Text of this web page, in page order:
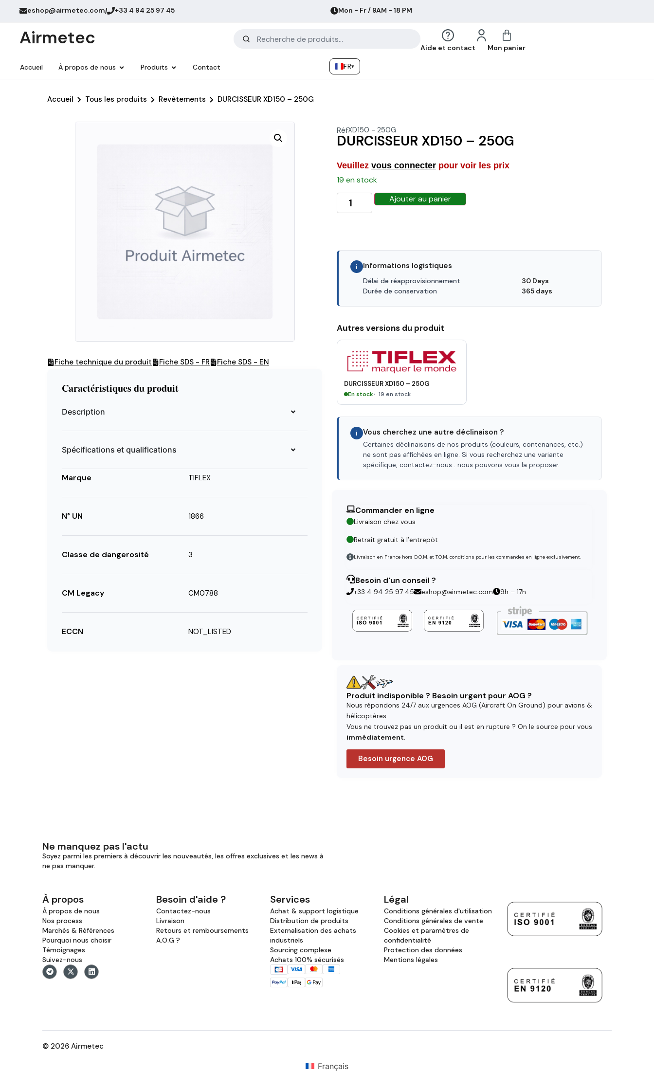
eshop@airmetec.com/ +33 4 94 25 97 45 Mon - Fr / 9AM - 18 PM
Airmetec Aide et contact Mon panier
Accueil À propos de nous Produits Contact FR▾
Accueil Tous les produits Revêtements DURCISSEUR XD150 – 250G
RéfXD150 - 250G
DURCISSEUR XD150 – 250G
Veuillez vous connecter pour voir les prix
19 en stock
Ajouter au panier
i Informations logistiques
Délai de réapprovisionnement
30 Days
Durée de conservation
365 days
Autres versions du produit
DURCISSEUR XD150 – 250G
En stock 19 en stock
i Vous cherchez une autre déclinaison ?
Certaines déclinaisons de nos produits (couleurs, contenances, etc.)
ne sont pas affichées en ligne. Si vous recherchez une variante
spécifique, contactez-nous : nous pouvons vous la proposer.
Commander en ligne
Livraison chez vous
Retrait gratuit à l’entrepôt
Livraison en France hors D.O.M. et T.O.M, conditions pour les commandes en ligne exclusivement.
Besoin d'un conseil ?
+33 4 94 25 97 45 eshop@airmetec.com 9h – 17h
Produit indisponible ? Besoin urgent pour AOG ?
Nous répondons 24/7 aux urgences AOG (Aircraft On Ground) pour avions &
hélicoptères.
Vous ne trouvez pas un produit ou il est en rupture ? On le source pour vous
immédiatement.
Besoin urgence AOG
Fiche technique du produit Fiche SDS - FR Fiche SDS - EN
Caractéristiques du produit
Description
Spécifications et qualifications
Marque TIFLEX
N° UN 1866
Classe de dangerosité 3
CM Legacy CM0788
ECCN NOT_LISTED
Ne manquez pas l'actu
Soyez parmi les premiers à découvrir les nouveautés, les offres exclusives et les news à
ne pas manquer.
À propos
À propos de nous
Nos process
Marchés & Références
Pourquoi nous choisir
Témoignages
Suivez-nous
Besoin d'aide ?
Contactez-nous
Livraison
Retours et remboursements
A.O.G ?
Services
Achat & support logistique
Distribution de produits
Externalisation des achats
industriels
Sourcing complexe
Achats 100% sécurisés
Légal
Conditions générales d'utilisation
Conditions générales de vente
Cookies et paramètres de
confidentialité
Protection des données
Mentions légales
© 2026 Airmetec
Français